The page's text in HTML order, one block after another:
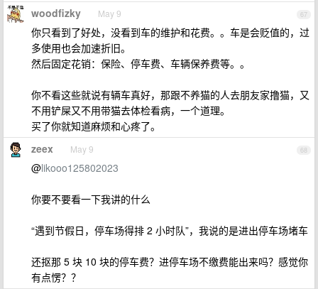
67
woodfizky May 9
你只看到了好处，没看到车的维护和花费。。车是会贬值的，过
多使用也会加速折旧。
然后固定花销：保险、停车费、车辆保养费等。。
你不看这些就说有辆车真好，那跟不养猫的人去朋友家撸猫，又
不用铲屎又不用带猫去体检看病，一个道理。
买了你就知道麻烦和心疼了。
68
zeex May 9
@likooo125802023
你要不要看一下我讲的什么
“遇到节假日，停车场得排 2 小时队”，我说的是进出停车场堵车
还抠那 5 块 10 块的停车费？进停车场不缴费能出来吗？感觉你
有点愣？？